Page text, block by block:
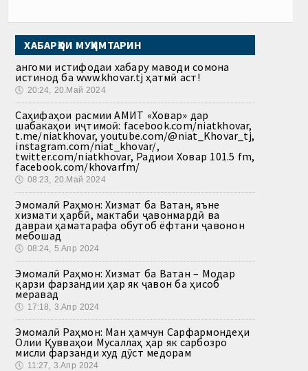
ХАБАРҲОИ МУҲИМТАРИН
Ҳангоми истифодаи хабару маводи сомона
истинод ба www.khovar.tj ҳатмӣ аст!
🕔 20:24, 20.Май 2024
Саҳифаҳои расмии АМИТ «Ховар» дар
шабакаҳои иҷтимоӣ: facebook.com/niatkhovar,
t.me/niatkhovar, youtube.com/@niat_Khovar_tj,
instagram.com/niat_khovar/,
twitter.com/niatkhovar, Радиои Ховар 101.5 fm,
facebook.com/khovarfm/
🕔 08:23, 20.Май 2024
Эмомалӣ Раҳмон: Хизмат ба Ватан, яъне
хизмати ҳарбӣ, мактаби ҷавонмардӣ ва
давраи ҳаматарафа обутоб ёфтани ҷавонон
мебошад
🕔 08:24, 5.Апр 2024
Эмомалӣ Раҳмон: Хизмат ба Ватан – Модар
қарзи фарзандии ҳар як ҷавон ба ҳисоб
меравад
🕔 17:18, 3.Апр 2024
Эмомалӣ Раҳмон: Ман ҳамчун Сарфармондеҳи
Олии Қувваҳои Мусаллаҳ ҳар як сарбозро
мисли фарзанди худ дӯст медорам
🕔 11:27, 3.Апр 2024